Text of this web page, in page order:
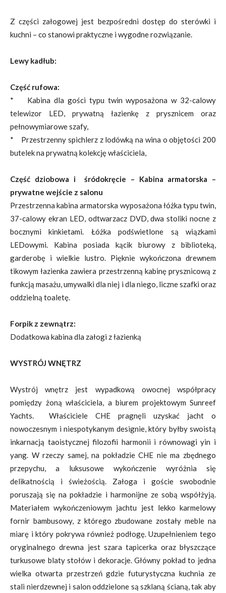
Z części załogowej jest bezpośredni dostęp do sterówki i
kuchni – co stanowi praktyczne i wygodne rozwiązanie.
Lewy kadłub:
Część rufowa:
* Kabina dla gości typu twin wyposażona w 32-calowy
telewizor LED, prywatną łazienkę z prysznicem oraz
pełnowymiarowe szafy,
* Przestrzenny spichlerz z lodówką na wina o objętości 200
butelek na prywatną kolekcję właściciela,
Część dziobowa i śródokręcie – Kabina armatorska –
prywatne wejście z salonu
Przestrzenna kabina armatorska wyposażona łóżka typu twin,
37-calowy ekran LED, odtwarzacz DVD, dwa stoliki nocne z
bocznymi kinkietami. Łóżka podświetlone są wiązkami
LEDowymi. Kabina posiada kącik biurowy z biblioteką,
garderobę i wielkie lustro. Pięknie wykończona drewnem
tikowym łazienka zawiera przestrzenną kabinę prysznicową z
funkcją masażu, umywalki dla niej i dla niego, liczne szafki oraz
oddzielną toaletę.
Forpik z zewnątrz:
Dodatkowa kabina dla załogi z łazienką
WYSTRÓJ WNĘTRZ
Wystrój wnętrz jest wypadkową owocnej współpracy
pomiędzy żoną właściciela, a biurem projektowym Sunreef
Yachts. Właściciele CHE pragnęli uzyskać jacht o
nowoczesnym i niespotykanym designie, który byłby swoistą
inkarnacją taoistycznej filozofii harmonii i równowagi yin i
yang. W rzeczy samej, na pokładzie CHE nie ma zbędnego
przepychu, a luksusowe wykończenie wyróżnia się
delikatnością i świeżością. Załoga i goście swobodnie
poruszają się na pokładzie i harmonijne ze sobą współżyją.
Materiałem wykończeniowym jachtu jest lekko karmelowy
fornir bambusowy, z którego zbudowane zostały meble na
miarę i który pokrywa również podłogę. Uzupełnieniem tego
oryginalnego drewna jest szara tapicerka oraz błyszczące
turkusowe blaty stołów i dekoracje. Główny pokład to jedna
wielka otwarta przestrzeń gdzie futurystyczna kuchnia ze
stali nierdzewnej i salon oddzielone są szklaną ścianą, tak aby